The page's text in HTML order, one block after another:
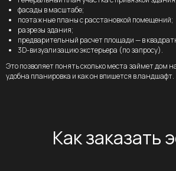
фасады в масштабе;
поэтажные планы с расстановкой помещений;
разрезы здания;
предварительный расчет площади — в
3D-визуализацию экстерьера (по запросу).
Это позволяет понять сколько места займет дом
удобна планировка и как он впишется в ландшафт.
Как заказать
ИП Рысев Андрей
Викторович
Политика
ИНН 502503208098
Браво Вилла